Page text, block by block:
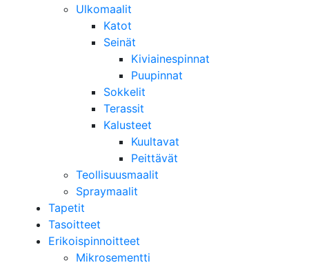
Ulkomaalit
Katot
Seinät
Kiviainespinnat
Puupinnat
Sokkelit
Terassit
Kalusteet
Kuultavat
Peittävät
Teollisuusmaalit
Spraymaalit
Tapetit
Tasoitteet
Erikoispinnoitteet
Mikrosementti